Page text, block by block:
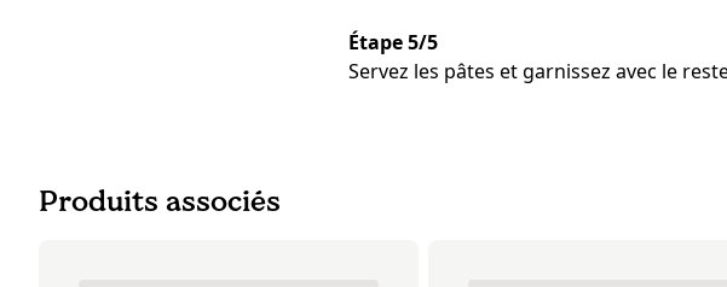
Étape 5/5
Servez les pâtes et garnissez avec le
Produits associés